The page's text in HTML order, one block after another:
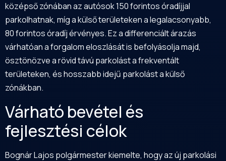
középső zónában az autósok 150 forintos óradíjjal
parkolhatnak, míg a külső területeken a legalacsonyabb,
80 forintos óradíj érvényes. Ez a differenciált árazás
várhatóan a forgalom eloszlását is befolyásolja majd,
ösztönözve a rövid távú parkolást a frekventált
területeken, és hosszabb idejű parkolást a külső
zónákban.
Várható bevétel és
fejlesztési célok
Bognár Lajos polgármester kiemelte, hogy az új parkolási